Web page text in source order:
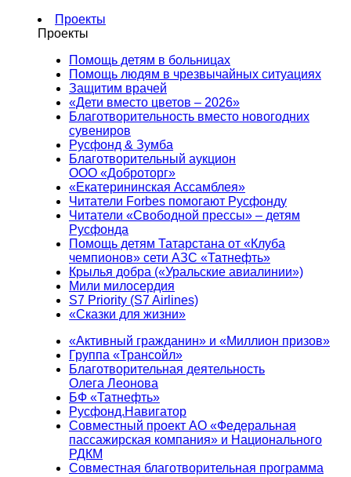
Проекты
Проекты
Помощь детям в больницах
Помощь людям в чрезвычайных ситуациях
Защитим врачей
«Дети вместо цветов – 2026»
Благотворительность вместо новогодних
сувениров
Русфонд & Зумба
Благотворительный аукцион
ООО «Доброторг»
«Екатерининская Ассамблея»
Читатели Forbes помогают Русфонду
Читатели «Свободной прессы» – детям
Русфонда
Помощь детям Татарстана от «Клуба
чемпионов» сети АЗС «Татнефть»
Крылья добра («Уральские авиалинии»)
Мили милосердия
S7 Priority (S7 Airlines)
«Сказки для жизни»
«Активный гражданин» и «Миллион призов»
Группа «Трансойл»
Благотворительная деятельность
Олега Леонова
БФ «Татнефть»
Русфонд.Навигатор
Совместный проект АО «Федеральная
пассажирская компания» и Национального
РДКМ
Совместная благотворительная программа